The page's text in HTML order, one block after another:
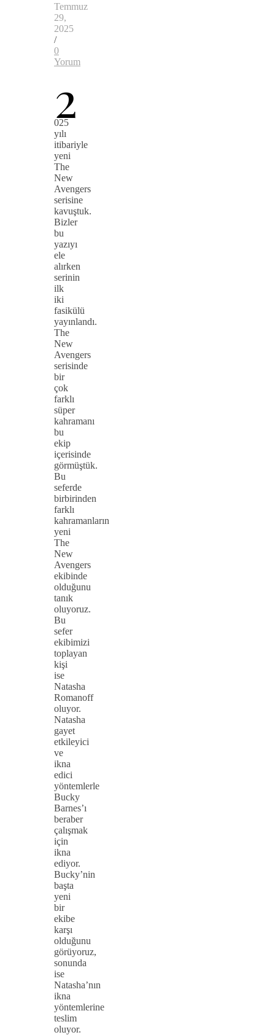
Temmuz
29,
2025
/
0
Yorum
2
025
yılı
itibariyle
yeni
The
New
Avengers
serisine
kavuştuk.
Bizler
bu
yazıyı
ele
alırken
serinin
ilk
iki
fasikülü
yayınlandı.
The
New
Avengers
serisinde
bir
çok
farklı
süper
kahramanı
bu
ekip
içerisinde
görmüştük.
Bu
seferde
birbirinden
farklı
kahramanların
yeni
The
New
Avengers
ekibinde
olduğunu
tanık
oluyoruz.
Bu
sefer
ekibimizi
toplayan
kişi
ise
Natasha
Romanoff
oluyor.
Natasha
gayet
etkileyici
ve
ikna
edici
yöntemlerle
Bucky
Barnes’ı
beraber
çalışmak
için
ikna
ediyor.
Bucky’nin
başta
yeni
bir
ekibe
karşı
olduğunu
görüyoruz,
sonunda
ise
Natasha’nın
ikna
yöntemlerine
teslim
oluyor.